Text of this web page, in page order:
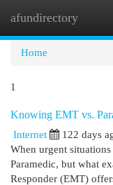
afundirectory
Home
1
Knowing EMT vs.
Internet 122 days
When urgent
Paramedic, but what
Responder (EMT)